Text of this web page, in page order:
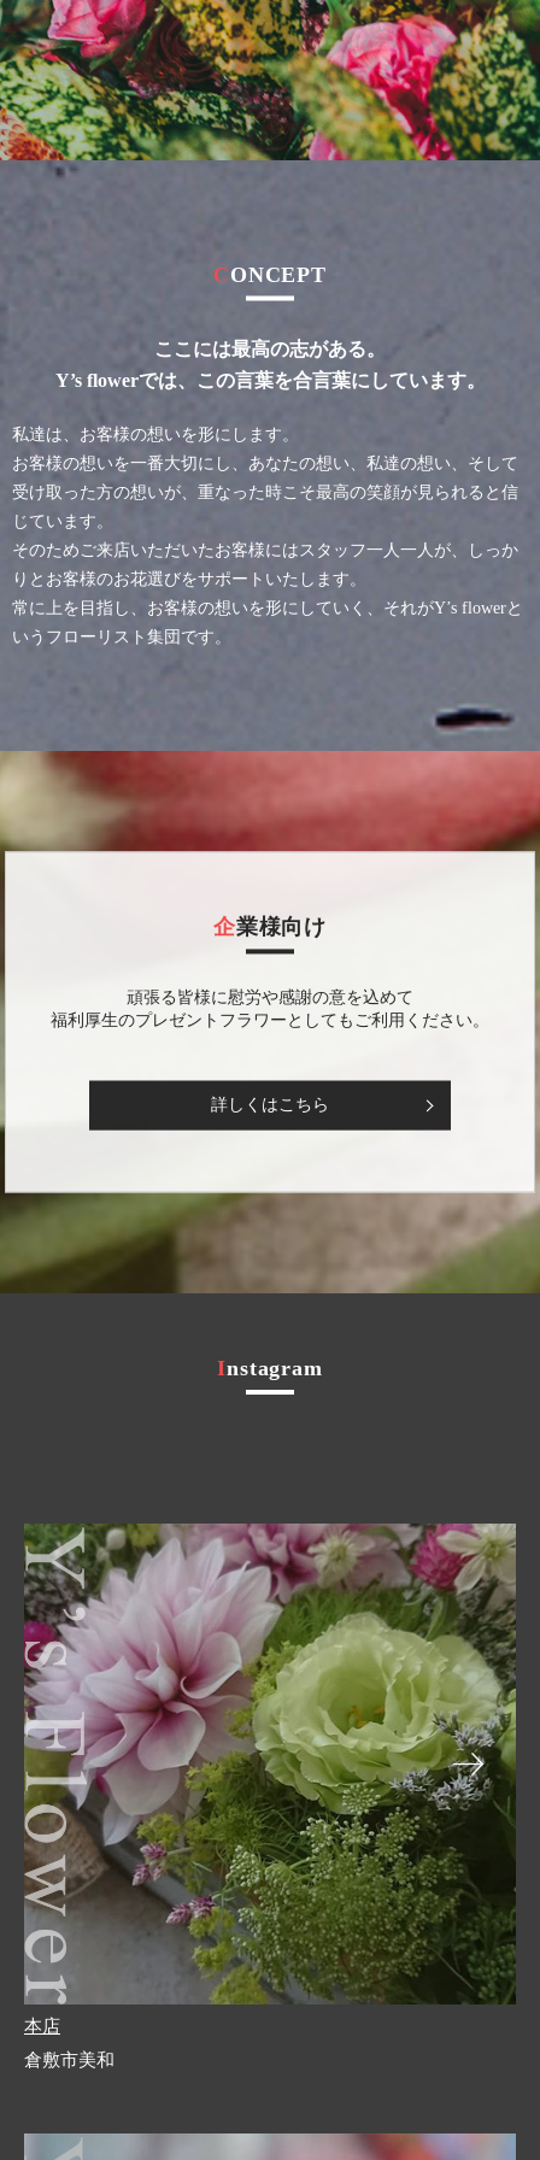
CONCEPT
ここには最高の志がある。
Y’s flowerでは、この言葉を合言葉にしています。
私達は、お客様の想いを形にします。
お客様の想いを一番大切にし、あなたの想い、私達の想い、 そして
受け取った方の想いが、重なった時こそ最高の笑顔が見られると信
じています。
そのためご来店いただいたお客様にはスタッフ一人一人が、しっか
りとお客様のお花選びをサポートいたします。
常に上を目指し、お客様の想いを形にしていく、それがY’s flowerと
いうフローリスト集団です。
企業様向け
頑張る皆様に慰労や感謝の意を込めて
福利厚生のプレゼントフラワーとしてもご利用ください。
詳しくはこちら
Instagram
本店
倉敷市美和